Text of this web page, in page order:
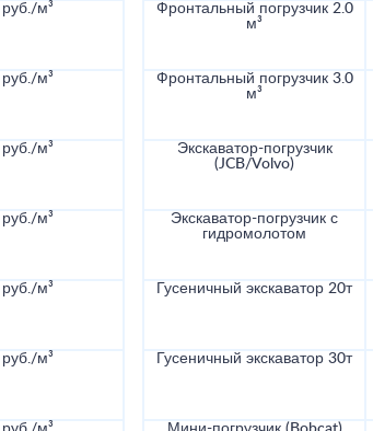
м³
м³
м³
м³
м³
м³
Фронтальный погрузчик 2.0
м³
Фронтальный погрузчик 3.0
м³
Экскаватор-погрузчик
(JCB/Volvo)
Экскаватор-погрузчик с
гидромолотом
Гусеничный экскаватор 20т
Гусеничный экскаватор 30т